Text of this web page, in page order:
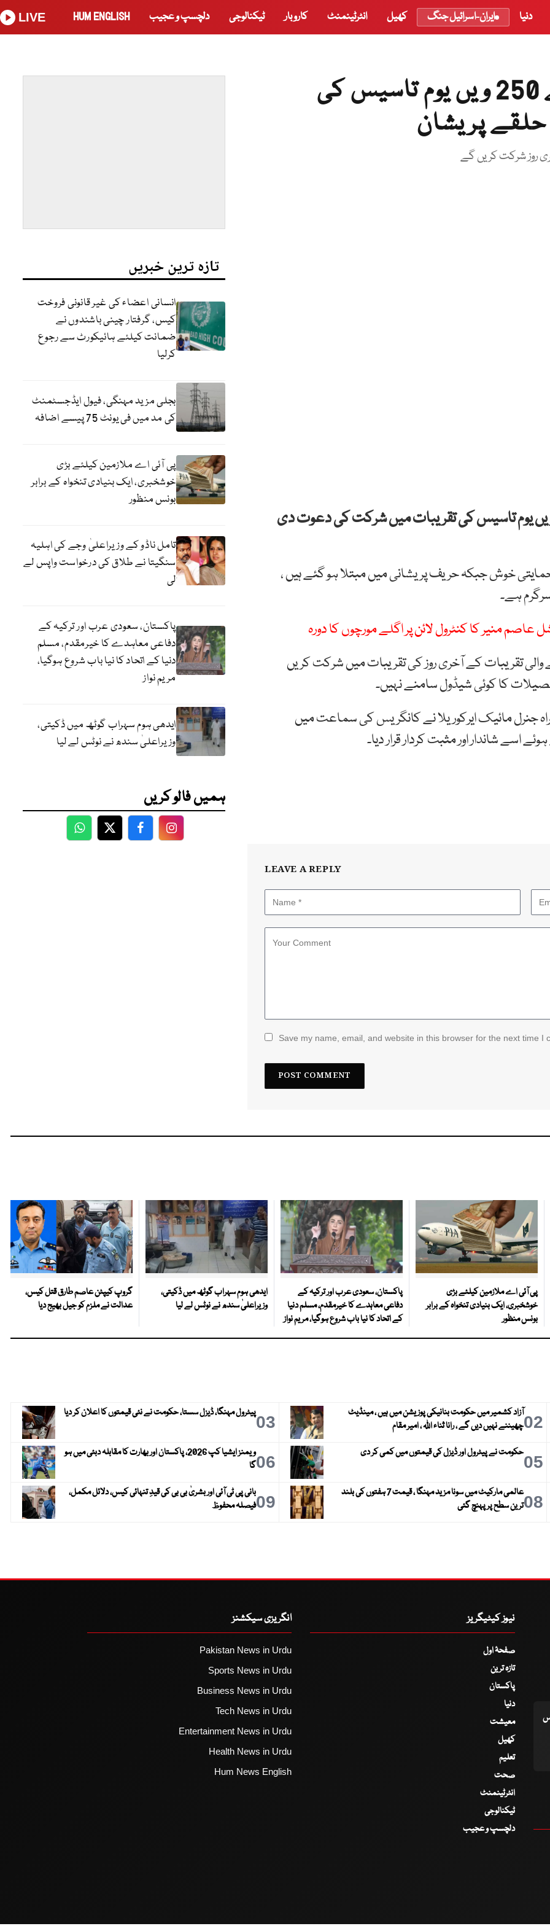
دنیا ایران-اسرائیل جنگ کھیل انٹرٹینمنٹ کاروبار ٹیکنالوجی دلچسپ و عجیب HUM ENGLISH
LIVE
فیلڈ مارشل امریکی فوج کے 250 ویں یوم تاسیس کی
حلقے پریشان
مارشل عاصم منیر کو امریکی فوج کے 250 ویں یوم تاسیس کی تقریبات میں شرکت کی دعوت دی
خوش جبکہ حریف پریشانی میں مبتلا ہو گئے ہیں ،
ہے۔
عاصم منیر کا کنٹرول لائن پر اگلے مورچوں کا دورہ
تا 14 جون تک جاری رہنے والی تقریبات کے آخری روز کی تقریبات میں شرکت کریں
کا کوئی شیڈول سامنے نہیں۔
جنرل مائیک ایرکوریلا نے کانگریس کی سماعت میں
شاندار اور مثبت کردار قرار دیا۔
LEAVE A REPLY
Save my name, email, and website in this browser for the next time I
تازہ ترین خبریں
انسانی اعضاء کی غیر قانونی فروخت
کیس، گرفتار چینی باشندوں نے
ضمانت کیلئے ہائیکورٹ سے رجوع
کرلیا
بجلی مزید مہنگی، فیول ایڈجسٹمنٹ
کی مد میں فی یونٹ 75 پیسے اضافہ
پی آئی اے ملازمین کیلئے بڑی
خوشخبری، ایک بنیادی تنخواہ کے برابر
بونس منظور
تامل ناڈو کے وزیراعلیٰ وجے کی اہلیہ
سنگیتا نے طلاق کی درخواست واپس لے
لی
پاکستان، سعودی عرب اور ترکیہ کے
دفاعی معاہدے کا خیرمقدم، مسلم
دنیا کے اتحاد کا نیا باب شروع ہوگیا،
مریم نواز
ایدھی ہوم سہراب گوٹھ میں ڈکیتی،
وزیراعلیٰ سندھ نے نوٹس لے لیا
ہمیں فالو کریں
WhatsApp
TwitterFacebookFacebook
پی آئی اے ملازمین کیلئے بڑی
خوشخبری، ایک بنیادی تنخواہ کے برابر
بونس منظور
پاکستان، سعودی عرب اور ترکیہ کے
دفاعی معاہدے کا خیرمقدم، مسلم دنیا
کے اتحاد کا نیا باب شروع ہوگیا، مریم نواز
ایدھی ہوم سہراب گوٹھ میں ڈکیتی،
وزیراعلیٰ سندھ نے نوٹس لے لیا
گروپ کیپٹن عاصم طارق قتل کیس،
عدالت نے ملزم کو جیل بھیج دیا
02آزاد کشمیر میں حکومت بنانیکی پوزیشن میں ہیں ، مینڈیٹ
چھیننے نہیں دیں گے ، رانا ثناء اللہ ، امیر مقام
03پیٹرول مہنگا، ڈیزل سستا، حکومت نے نئی قیمتوں کا اعلان کر دیا
05حکومت نے پیٹرول اور ڈیزل کی قیمتوں میں کمی کر دی 06
ویمنز ایشیا کپ 2026، پاکستان اور بھارت کا مقابلہ دبئی میں ہو
گا
08
عالمی مارکیٹ میں سونا مزید مہنگا ، قیمت 7 ہفتوں کی بلند
ترین سطح پر پہنچ گئی
09بانی پی ٹی آئی اور بشریٰ بی بی کی قیدِ تنہائی کیس، دلائل مکمل،
فیصلہ محفوظ
نیوز کیٹیگریز
صفحۂ اول
تازہ ترین
پاکستان
دنیا
معیشت
کھیل
تعلیم
صحت
انٹرٹینمنٹ
ٹیکنالوجی
دلچسپ و عجیب
انگریزی سیکشنز
Pakistan News in Urdu
Sports News in Urdu
Business News in Urdu
Tech News in Urdu
Entertainment News in Urdu
Health News in Urdu
Hum News English